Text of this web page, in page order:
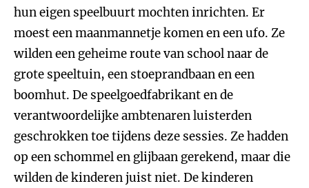
hun eigen speelbuurt mochten inrichten. Er
moest een maanmannetje komen en een ufo. Ze
wilden een geheime route van school naar de
grote speeltuin, een stoeprandbaan en een
boomhut. De speelgoedfabrikant en de
verantwoordelijke ambtenaren luisterden
geschrokken toe tijdens deze sessies. Ze hadden
op een schommel en glijbaan gerekend, maar die
wilden de kinderen juist niet. De kinderen